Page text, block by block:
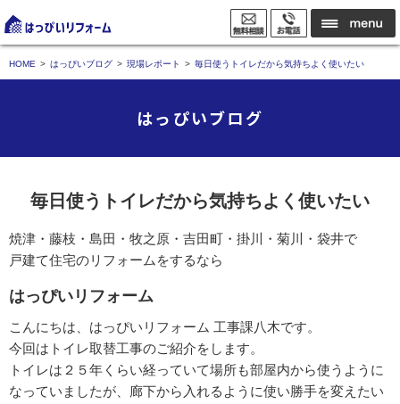
HOME はっぴいブログ 現場レポート 毎日使うトイレだから気持ちよく使いたい
はっぴいブログ
毎日使うトイレだから気持ちよく使いたい
焼津・藤枝・島田・牧之原・吉田町・掛川・菊川・袋井で
戸建て住宅のリフォームをするなら
はっぴいリフォーム
こんにちは、はっぴいリフォーム 工事課八木です。
今回はトイレ取替工事のご紹介をします。
トイレは２５年くらい経っていて場所も部屋内から使うように
なっていましたが、廊下から入れるように使い勝手を変えたい